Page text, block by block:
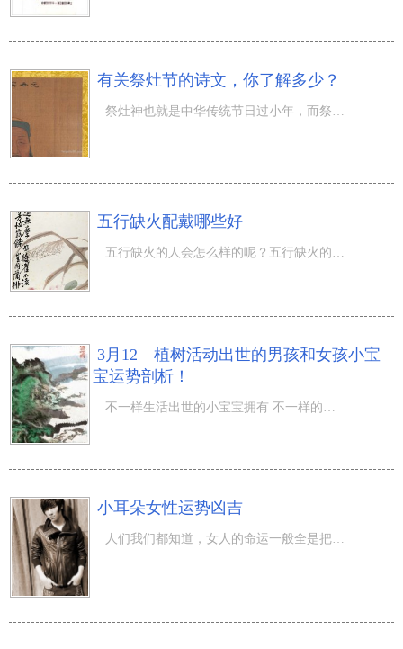
有关祭灶节的诗文，你了解多少？
祭灶神也就是中华传统节日过小年，而祭灶神这一传统式节日也是很历史悠久的中华传统文化。从古到今有很多文
五行缺火配戴哪些好
3月12—植树活动出世的男孩和女孩小宝
宝运势剖析！
小耳朵女性运势凶吉